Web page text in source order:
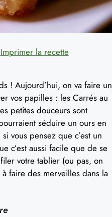
Imprimer la recette
! Aujourd’hui, on va faire un
vos papilles : les Carrés au
petites douceurs sont
séduire un ours en
vous pensez que c’est un
c’est aussi facile que de se
votre tablier (ou pas, on
faire des merveilles dans la